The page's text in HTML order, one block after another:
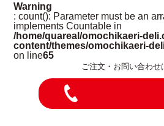
Warning
: count(): Parameter must be an
implements Countable in
/home/quareal/omochikaeri-
content/themes/omochikaeri-
on line65
ご注文・お問い合わせ